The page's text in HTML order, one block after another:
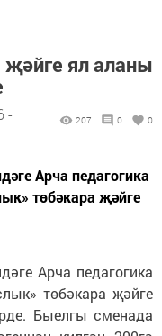
ял аланы
-
207 0 0
Арча педагогика
төбәкара җәйге
Арча педагогика
төбәкара җәйге
Быелгы сменада